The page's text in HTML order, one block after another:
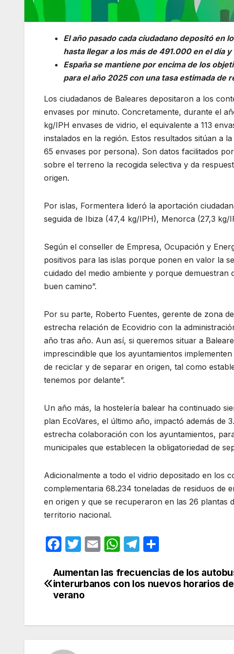
El año pasado cada ciudadano depositó en
hasta llegar a los más de 491.000 en el día
España se mantiene por encima de los
para el año 2025 con una tasa estimada de
Los ciudadanos de Baleares depositaron a los
envases por minuto. Concretamente, durante el
kg/IPH envases de vidrio, el equivalente a 113
instalados en la región. Estos resultados sitúan a
65 envases por persona). Son datos facilitados
sobre el terreno la recogida selectiva y da
origen.
Por islas, Formentera lideró la aportación
seguida de Ibiza (47,4 kg/IPH), Menorca (27,3
Según el conseller de Empresa, Ocupación y
positivos para las islas porque ponen en valor la
cuidado del medio ambiente y porque
buen camino”.
Por su parte, Roberto Fuentes, gerente de zona
estrecha relación de Ecovidrio con la
año tras año. Aun así, si queremos situar a
imprescindible que los ayuntamientos
de reciclar y de separar en origen, tal como
tenemos por delante”.
Un año más, la hostelería balear ha continuado
plan EcoVares, el último año, impactó además de
estrecha colaboración con los ayuntamientos,
municipales que establecen la obligatoriedad de
Adicionalmente a todo el vidrio depositado en los
complementaria 68.234 toneladas de residuos de
en origen y que se recuperaron en las 26 plantas
territorio nacional.
F
c
e
o
T
itt
er
E
ail
W
at
s
p
T
e
gr
m
m
p
tir
Navegación
de
Aumentan las frecuencias de los
interurbanos con los nuevos horarios de
verano